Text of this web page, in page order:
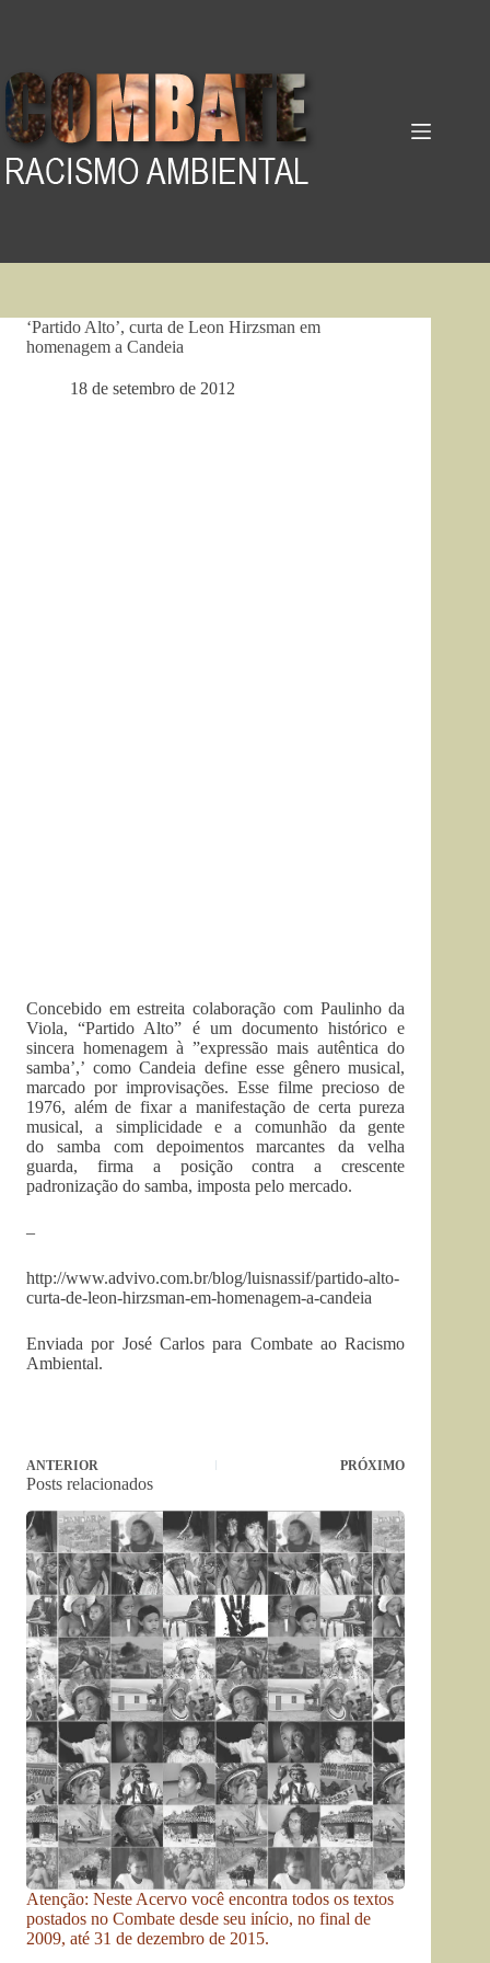
‘Partido Alto’, curta de Leon Hirzsman em
homenagem a Candeia
18 de setembro de 2012
Concebido em estreita colaboração com Paulinho da
Viola, “Partido Alto” é um documento histórico e
sincera homenagem à ”expressão mais autêntica do
samba’,’ como Candeia define esse gênero musical,
marcado por improvisações. Esse filme precioso de
1976, além de fixar a manifestação de certa pureza
musical, a simplicidade e a comunhão da gente
do samba com depoimentos marcantes da velha
guarda, firma a posição contra a crescente
padronização do samba, imposta pelo mercado.
–
http://www.advivo.com.br/blog/luisnassif/partido-alto-
curta-de-leon-hirzsman-em-homenagem-a-candeia
Enviada por José Carlos para Combate ao Racismo
Ambiental.
ANTERIOR PRÓXIMO
Posts relacionados
Atenção: Neste Acervo você encontra todos os textos
postados no Combate desde seu início, no final de
2009, até 31 de dezembro de 2015.